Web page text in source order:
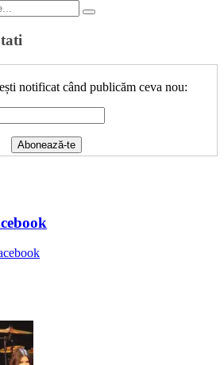
notificat când publicăm ceva nou: